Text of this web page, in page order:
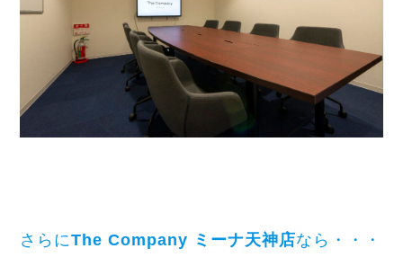
さらにThe Company ミーナ天神店なら・・・